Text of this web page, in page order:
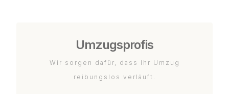
Umzugsprofis
Wir sorgen dafür, dass Ihr Umzug
reibungslos verläuft.